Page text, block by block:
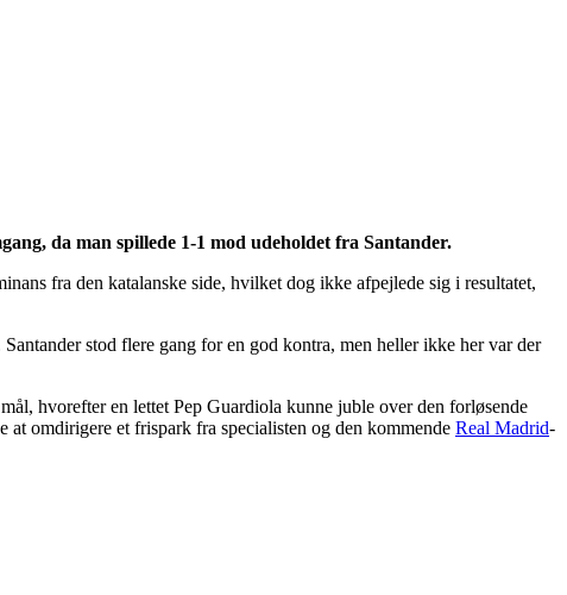
da man spillede 1-1 mod udeholdet fra Santander.
fra den katalanske side, hvilket dog ikke afpejlede sig i resultatet,
stod flere gang for en god kontra, men heller ikke her var der
hvorefter en lettet Pep Guardiola kunne juble over den forløsende
omdirigere et frispark fra specialisten og den kommende Real Madrid-